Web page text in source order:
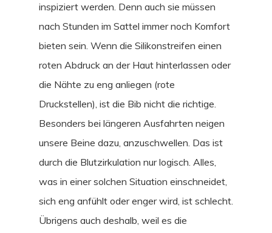
inspiziert werden. Denn auch sie müssen
nach Stunden im Sattel immer noch Komfort
bieten sein. Wenn die Silikonstreifen einen
roten Abdruck an der Haut hinterlassen oder
die Nähte zu eng anliegen (rote
Druckstellen), ist die Bib nicht die richtige.
Besonders bei längeren Ausfahrten neigen
unsere Beine dazu, anzuschwellen. Das ist
durch die Blutzirkulation nur logisch. Alles,
was in einer solchen Situation einschneidet,
sich eng anfühlt oder enger wird, ist schlecht.
Übrigens auch deshalb, weil es die